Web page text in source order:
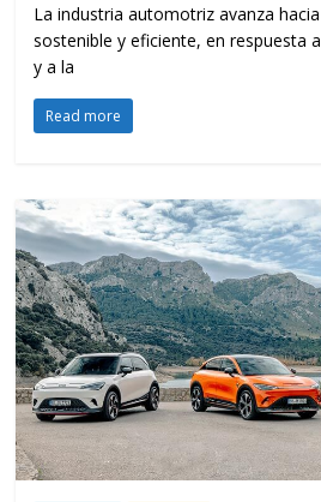
La industria automotriz avanza
sostenible y eficiente, en respuesta
y a la
Read more